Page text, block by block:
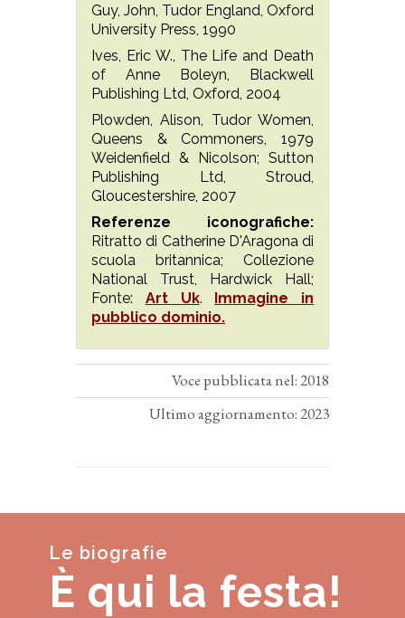
Guy, John, Tudor England, Oxford
University Press, 1990
Ives, Eric W., The Life and Death
of Anne Boleyn, Blackwell
Publishing Ltd, Oxford, 2004
Plowden, Alison, Tudor Women,
Queens & Commoners, 1979
Weidenfield & Nicolson; Sutton
Publishing Ltd, Stroud,
Gloucestershire, 2007
Referenze iconografiche:
Ritratto di Catherine D'Aragona di
scuola britannica; Collezione
National Trust, Hardwick Hall;
Fonte: Art Uk. Immagine in
pubblico dominio.
Voce pubblicata nel: 2018
Ultimo aggiornamento: 2023
Le biografie
È qui la festa!